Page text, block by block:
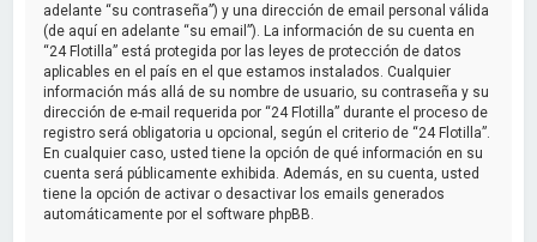
adelante “su contraseña”) y una dirección de email personal válida
(de aquí en adelante “su email”). La información de su cuenta en
“24 Flotilla” está protegida por las leyes de protección de datos
aplicables en el país en el que estamos instalados. Cualquier
información más allá de su nombre de usuario, su contraseña y su
dirección de e-mail requerida por “24 Flotilla” durante el proceso de
registro será obligatoria u opcional, según el criterio de “24 Flotilla”.
En cualquier caso, usted tiene la opción de qué información en su
cuenta será públicamente exhibida. Además, en su cuenta, usted
tiene la opción de activar o desactivar los emails generados
automáticamente por el software phpBB.